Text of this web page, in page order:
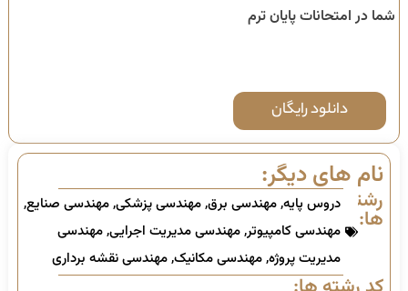
شما در امتحانات پایان ترم‌
دانلود رایگان
نام های دیگر:
رشته
ها:
دروس پایه,مهندسی برق,مهندسی پزشکی,مهندسی صنایع,
مهندسی کامپیوتر,مهندسی مدیریت اجرایی,مهندسی
مدیریت پروژه,مهندسی مکانیک,مهندسی نقشه برداری